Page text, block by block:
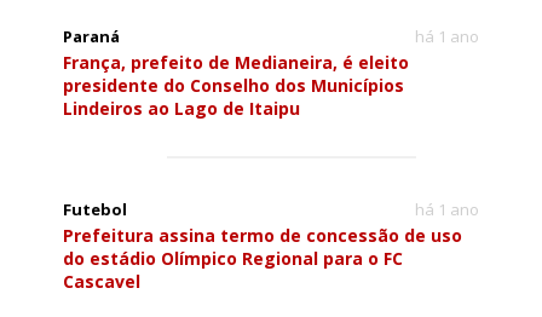
Paraná há 1 ano
França, prefeito de Medianeira, é eleito
presidente do Conselho dos Municípios
Lindeiros ao Lago de Itaipu
Futebol há 1 ano
Prefeitura assina termo de concessão de uso
do estádio Olímpico Regional para o FC
Cascavel